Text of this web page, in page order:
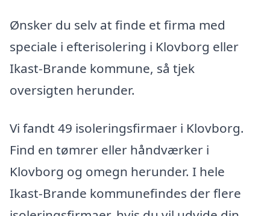
Ønsker du selv at finde et firma med
speciale i efterisolering i Klovborg eller
Ikast-Brande kommune, så tjek
oversigten herunder.
Vi fandt 49 isoleringsfirmaer i Klovborg.
Find en tømrer eller håndværker i
Klovborg og omegn herunder. I hele
Ikast-Brande kommunefindes der flere